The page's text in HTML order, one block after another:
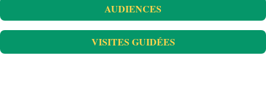
AUDIENCES
VISITES GUIDÉES